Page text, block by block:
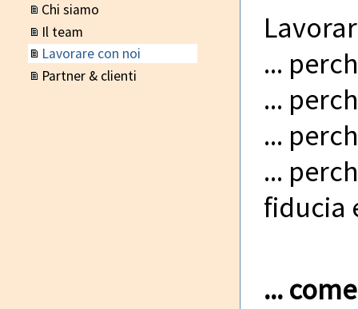
Chi siamo
Il team
Lavorare con noi
Partner & clienti
...
...
...
...
fiducia
...